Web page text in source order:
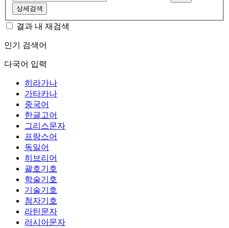
상세검색
결과 내 재검색
인기 검색어
다국어 입력
히라가나
가타카나
중국어
한글고어
그리스문자
프랑스어
독일어
히브리어
괄호기호
학술기호
기술기호
첨자기호
라틴문자
러시아문자